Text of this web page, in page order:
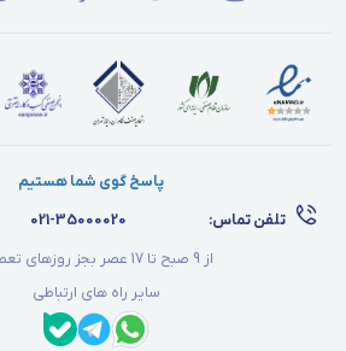
پاسخ گوی شما هستیم
تلفن تماس:
021-35000020
از 9 صبح تا 17 عصر بجز روزهای تعطیل
سایر راه های ارتباطی